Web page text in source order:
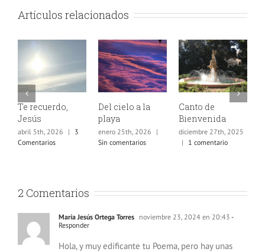
Artículos relacionados
Te recuerdo,
Jesús
abril 5th, 2026 |
3
Comentarios
Del cielo a la
playa
enero 25th, 2026
|
Sin comentarios
Canto de
Bienvenida
diciembre 27th, 2025
|
1 comentario
2 Comentarios
María Jesús Ortega Torres noviembre 23, 2024 en 20:43 -
Responder
Hola, y muy edificante tu Poema, pero hay unas